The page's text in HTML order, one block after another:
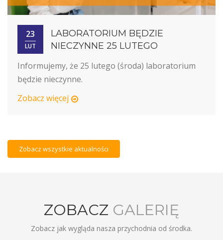
23
LUT
LABORATORIUM BĘDZIE
NIECZYNNE 25 LUTEGO
Informujemy, że 25 lutego (środa) laboratorium
będzie nieczynne.
Zobacz więcej
Zobacz wszystkie aktualności
ZOBACZ GALERIĘ
Zobacz jak wygląda nasza przychodnia od środka.